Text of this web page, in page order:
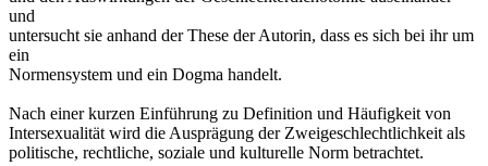
und
untersucht sie anhand der These der Autorin, dass es sich bei ihr um
ein
Normensystem und ein Dogma handelt.
Nach einer kurzen Einführung zu Definition und Häufigkeit von
Intersexualität wird die Ausprägung der Zweigeschlechtlichkeit als
politische, rechtliche, soziale und kulturelle Norm betrachtet.